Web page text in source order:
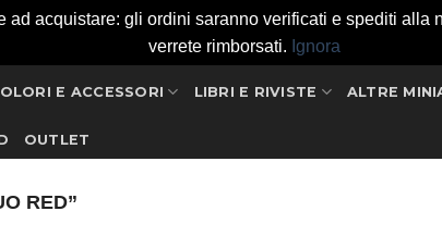
acquistare: gli ordini saranno verificati e spediti
verrete rimborsati. Ignora
E ACCESSORI LIBRI E RIVISTE ALTRE
OUTLET
RED”